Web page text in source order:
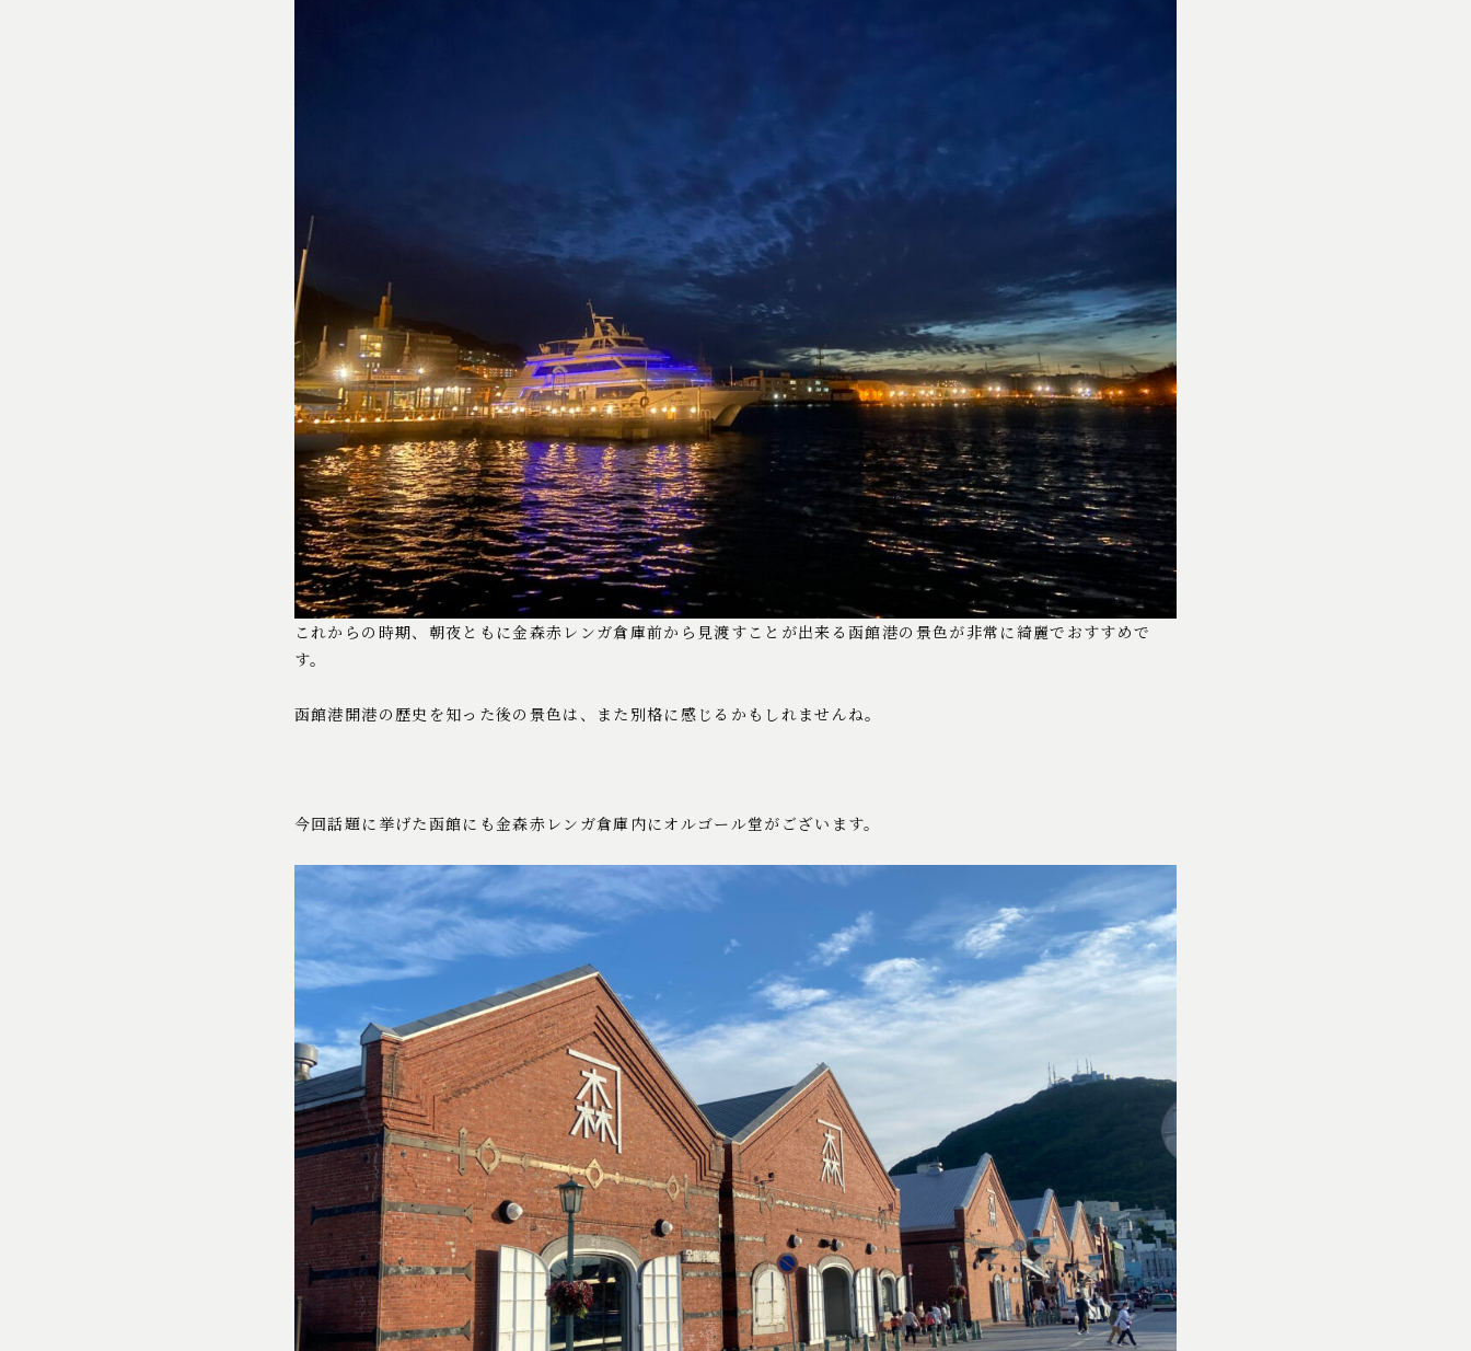
これからの時期、朝夜ともに金森赤レンガ倉庫前から見渡すことが出来る函館港の景色が非常に綺麗でおすすめで
す。
函館港開港の歴史を知った後の景色は、また別格に感じるかもしれませんね。
今回話題に挙げた函館にも金森赤レンガ倉庫内にオルゴール堂がございます。